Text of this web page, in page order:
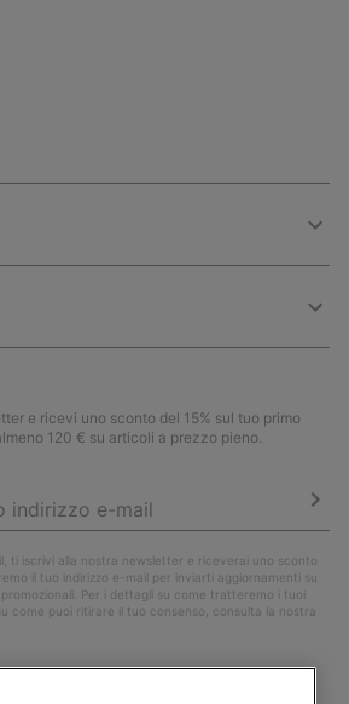
e ricevi uno sconto del 15% sul tuo primo
120 € su articoli a prezzo pieno.
ti iscrivi alla nostra newsletter e riceverai uno sconto
il tuo indirizzo e-mail per inviarti aggiornamenti su
Per i dettagli su come tratteremo i tuoi
come puoi ritirare il tuo consenso, consulta la nostra